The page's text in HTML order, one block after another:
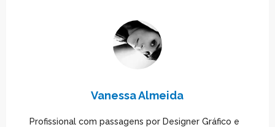
Vanessa Almeida
Profissional com passagens por Designer Gráfico e